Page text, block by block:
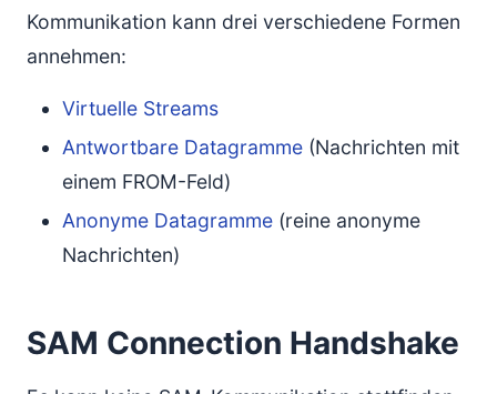
Kommunikation kann drei verschiedene Formen
annehmen:
Virtuelle Streams
Antwortbare Datagramme (Nachrichten mit
einem FROM-Feld)
Anonyme Datagramme (reine anonyme
Nachrichten)
SAM Connection Handshake